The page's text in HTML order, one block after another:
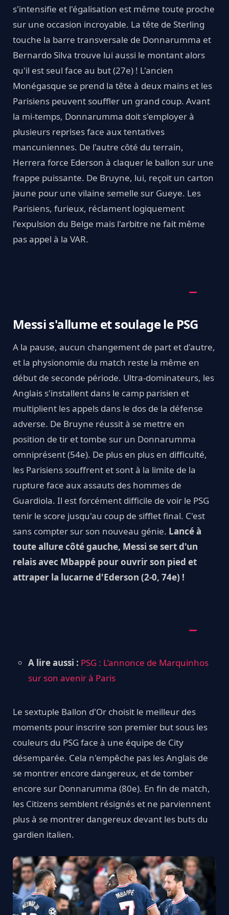
s'intensifie et l'égalisation est même toute proche
sur une occasion incroyable. La tête de Sterling
touche la barre transversale de Donnarumma et
Bernardo Silva trouve lui aussi le montant alors
qu'il est seul face au but (27e) ! L'ancien
Monégasque se prend la tête à deux mains et les
Parisiens peuvent souffler un grand coup. Avant
la mi-temps, Donnarumma doit s'employer à
plusieurs reprises face aux tentatives
mancuniennes. De l'autre côté du terrain,
Herrera force Ederson à claquer le ballon sur une
frappe puissante. De Bruyne, lui, reçoit un carton
jaune pour une vilaine semelle sur Gueye. Les
Parisiens, furieux, réclament logiquement
l'expulsion du Belge mais l'arbitre ne fait même
pas appel à la VAR.
Messi s'allume et soulage le PSG
A la pause, aucun changement de part et d'autre,
et la physionomie du match reste la même en
début de seconde période. Ultra-dominateurs, les
Anglais s'installent dans le camp parisien et
multiplient les appels dans le dos de la défense
adverse. De Bruyne réussit à se mettre en
position de tir et tombe sur un Donnarumma
omniprésent (54e). De plus en plus en difficulté,
les Parisiens souffrent et sont à la limite de la
rupture face aux assauts des hommes de
Guardiola. Il est forcément difficile de voir le PSG
tenir le score jusqu'au coup de sifflet final. C'est
sans compter sur son nouveau génie. Lancé à
toute allure côté gauche, Messi se sert d'un
relais avec Mbappé pour ouvrir son pied et
attraper la lucarne d'Ederson (2-0, 74e) !
A lire aussi : PSG : L’annonce de Marquinhos
sur son avenir à Paris
Le sextuple Ballon d'Or choisit le meilleur des
moments pour inscrire son premier but sous les
couleurs du PSG face à une équipe de City
désemparée. Cela n'empêche pas les Anglais de
se montrer encore dangereux, et de tomber
encore sur Donnarumma (80e). En fin de match,
les Citizens semblent résignés et ne parviennent
plus à se montrer dangereux devant les buts du
gardien italien.